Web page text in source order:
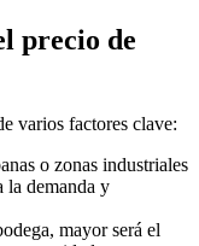
precio de
varios factores clave:
o zonas industriales
la demanda y
mayor será el